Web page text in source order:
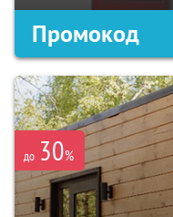
Промокод
до 30%